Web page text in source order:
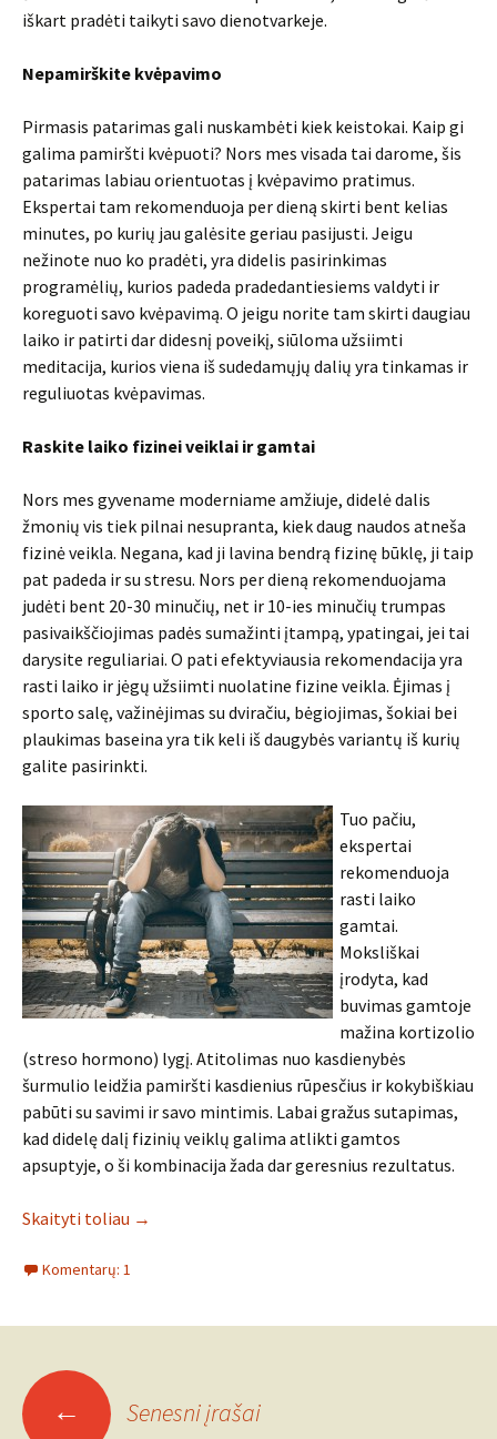
iškart pradėti taikyti savo dienotvarkeje.
Nepamirškite kvėpavimo
Pirmasis patarimas gali nuskambėti kiek keistokai. Kaip gi
galima pamiršti kvėpuoti? Nors mes visada tai darome, šis
patarimas labiau orientuotas į kvėpavimo pratimus.
Ekspertai tam rekomenduoja per dieną skirti bent kelias
minutes, po kurių jau galėsite geriau pasijusti. Jeigu
nežinote nuo ko pradėti, yra didelis pasirinkimas
programėlių, kurios padeda pradedantiesiems valdyti ir
koreguoti savo kvėpavimą. O jeigu norite tam skirti daugiau
laiko ir patirti dar didesnį poveikį, siūloma užsiimti
meditacija, kurios viena iš sudedamųjų dalių yra tinkamas ir
reguliuotas kvėpavimas.
Raskite laiko fizinei veiklai ir gamtai
Nors mes gyvename moderniame amžiuje, didelė dalis
žmonių vis tiek pilnai nesupranta, kiek daug naudos atneša
fizinė veikla. Negana, kad ji lavina bendrą fizinę būklę, ji taip
pat padeda ir su stresu. Nors per dieną rekomenduojama
judėti bent 20-30 minučių, net ir 10-ies minučių trumpas
pasivaikščiojimas padės sumažinti įtampą, ypatingai, jei tai
darysite reguliariai. O pati efektyviausia rekomendacija yra
rasti laiko ir jėgų užsiimti nuolatine fizine veikla. Ėjimas į
sporto salę, važinėjimas su dviračiu, bėgiojimas, šokiai bei
plaukimas baseina yra tik keli iš daugybės variantų iš kurių
galite pasirinkti.
Tuo pačiu,
ekspertai
rekomenduoja
rasti laiko
gamtai.
Moksliškai
įrodyta, kad
buvimas gamtoje
mažina kortizolio
(streso hormono) lygį. Atitolimas nuo kasdienybės
šurmulio leidžia pamiršti kasdienius rūpesčius ir kokybiškiau
pabūti su savimi ir savo mintimis. Labai gražus sutapimas,
kad didelę dalį fizinių veiklų galima atlikti gamtos
apsuptyje, o ši kombinacija žada dar geresnius rezultatus.
Skaityti toliau →
Komentarų: 1
Įrašo
← Senesni įrašai